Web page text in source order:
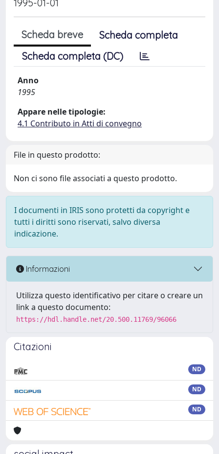
1995-01-01
Scheda breve
Scheda completa
Scheda completa (DC)
Anno
1995
Appare nelle tipologie:
4.1 Contributo in Atti di convegno
File in questo prodotto:
Non ci sono file associati a questo prodotto.
I documenti in IRIS sono protetti da copyright e
tutti i diritti sono riservati, salvo diversa
indicazione.
Informazioni
Utilizza questo identificativo per citare o creare un
link a questo documento:
https://hdl.handle.net/20.500.11769/96066
Citazioni
ND
ND
ND